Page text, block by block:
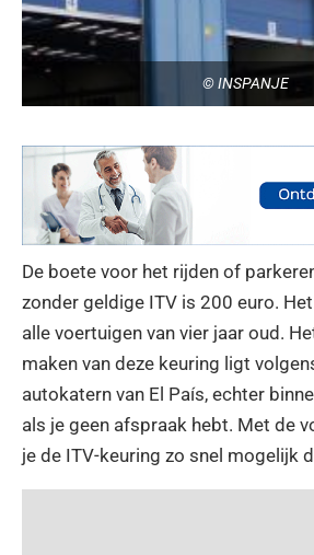
© INSPANJE
De boete voor het rijden of
zonder geldige ITV is 200 euro.
alle voertuigen van vier jaar oud.
maken van deze keuring ligt
autokatern van El País, echter
als je geen afspraak hebt. Met de
je de ITV-keuring zo snel mogelijk